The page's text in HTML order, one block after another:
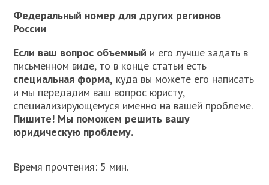
Федеральный номер для других регионов
России
Если ваш вопрос объемный и его лучше задать в
письменном виде, то в конце статьи есть
специальная форма, куда вы можете его написать
и мы передадим ваш вопрос юристу,
специализирующемуся именно на вашей проблеме.
Пишите! Мы поможем решить вашу
юридическую проблему.
Время прочтения: 5 мин.